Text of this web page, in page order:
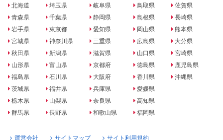
北海道
青森県
岩手県
宮城県
秋田県
山形県
福島県
茨城県
栃木県
群馬県
埼玉県
千葉県
東京都
神奈川県
新潟県
富山県
石川県
福井県
山梨県
長野県
岐阜県
静岡県
愛知県
三重県
滋賀県
京都府
大阪府
兵庫県
奈良県
和歌山県
鳥取県
島根県
岡山県
広島県
山口県
徳島県
香川県
愛媛県
高知県
福岡県
佐賀県
長崎県
熊本県
大分県
宮崎県
鹿児島県
沖縄県
運営会社 サイトマップ サイト利用規約